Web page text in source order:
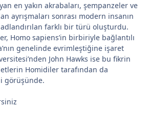
en yakın akrabaları, şempanzeler ve
ayrışmaları sonrası modern insanın
farklı bir türü oluşturdu.
Homo sapiens’in birbiriyle bağlantılı
genelinde evrimleştiğine işaret
John Hawks ise bu fikrin
Homidiler tarafından da
görüşünde.